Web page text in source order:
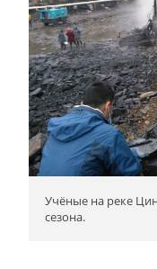
Учёные на реке
сезона.